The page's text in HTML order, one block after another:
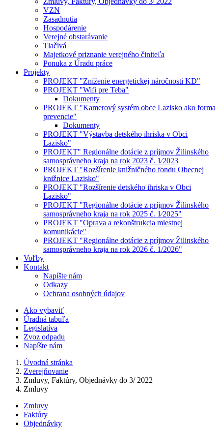
VZN
Zasadnutia
Hospodárenie
Verejné obstarávanie
Tlačivá
Majetkové priznanie verejného činiteľa
Ponuka z Úradu práce
Projekty
PROJEKT "Zníženie energetickej náročnosti KD"
PROJEKT "Wifi pre Teba"
Dokumenty
PROJEKT "Kamerový systém obce Lazisko ako forma
prevencie"
Dokumenty
PROJEKT "Výstavba detského ihriska v Obci
Lazisko"
PROJEKT" Regionálne dotácie z príjmov Žilinského
samosprávneho kraja na rok 2023 č. 1⁄2023
PROJEKT "Rozšírenie knižničného fondu Obecnej
knižnice Lazisko"
PROJEKT "Rozšírenie detského ihriska v Obci
Lazisko"
PROJEKT "Regionálne dotácie z príjmov Žilinského
samosprávneho kraja na rok 2025 č. 1⁄2025"
PROJEKT "Oprava a rekonštrukcia miestnej
komunikácie"
PROJEKT "Regionálne dotácie z príjmov Žilinského
samosprávneho kraja na rok 2026 č. 1/2026"
Voľby
Kontakt
Napíšte nám
Odkazy
Ochrana osobných údajov
Ako vybaviť
Úradná tabuľa
Legislatíva
Zvoz odpadu
Napíšte nám
Úvodná stránka
Zverejňovanie
Zmluvy, Faktúry, Objednávky do 3/ 2022
Zmluvy
Zmluvy
Faktúry
Objednávky